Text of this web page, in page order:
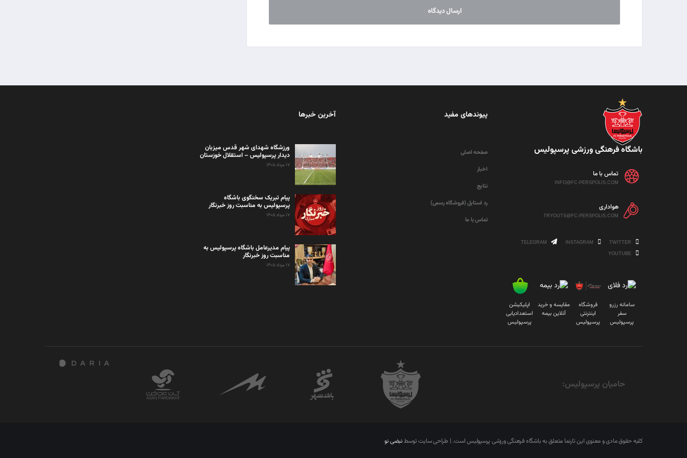
باشگاه فرهنگی ورزشی پرسپولیس
تماس با ما
INFO@FC-PERSPOLIS.COM
هواداری
TRYOUTS@FC-PERSPOLIS.COM
سامانه رزرو
سفر
پرسپولیس
فروشگاه
اینترنتی
پرسپولیس
مقایسه و خرید
آنلاین بیمه
اپلیکیشن
استعدادیابی
پرسپولیس
پیوندهای مفید
صفحه اصلی
اخبار
نتایج
رد استایل (فروشگاه رسمی)
تماس با ما
آخرین خبرها
ورزشگاه شهدای شهر قدس میزبان
دیدار پرسپولیس – استقلال خوزستان
۱۷ مرداد ۱۴۰۵
پیام تبریک سخنگوی باشگاه
پرسپولیس به مناسبت روز خبرنگار
۱۷ مرداد ۱۴۰۵
پیام مدیرعامل باشگاه پرسپولیس به
مناسبت روز خبرنگار
۱۷ مرداد ۱۴۰۵
حامیان پرسپولیس:
کلیه حقوق مادی و معنوی این تارنما متعلق به باشگاه فرهنگی ورزشی پرسپولیس است. | طراحی سایت توسطنبضی نو